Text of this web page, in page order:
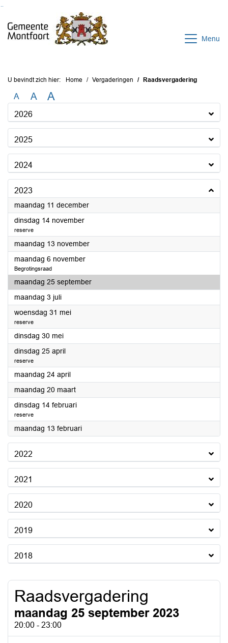
Ga naar de inhoud van deze pagina
Menu
U bevindt zich hier: Home Vergaderingen Raadsvergadering
A A A
2026
2025
2024
2023
maandag 11 december2023
dinsdag 14 november2023
reserve
maandag 13 november2023
maandag 6 november2023
Begrotingsraad
maandag 25 september2023
maandag 3 juli2023
woensdag 31 mei2023
reserve
dinsdag 30 mei2023
dinsdag 25 april2023
reserve
maandag 24 april2023
maandag 20 maart2023
dinsdag 14 februari2023
reserve
maandag 13 februari2023
2022
2021
2020
2019
2018
Raadsvergadering
maandag 25 september 2023
20:00 - 23:00